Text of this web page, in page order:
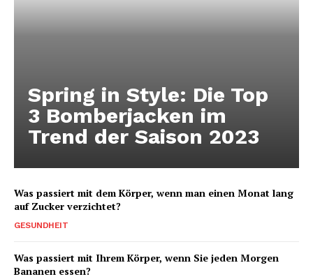
Spring in Style: Die Top
3 Bomberjacken im
Trend der Saison 2023
Was passiert mit dem Körper, wenn man einen Monat lang
auf Zucker verzichtet?
GESUNDHEIT
Was passiert mit Ihrem Körper, wenn Sie jeden Morgen
Bananen essen?